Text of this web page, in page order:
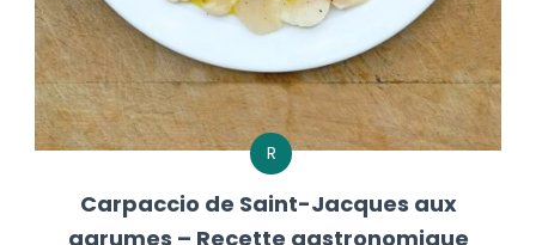
R
Carpaccio de Saint-Jacques aux
agrumes – Recette gastronomique